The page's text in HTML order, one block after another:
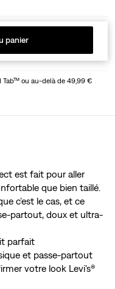
panier
Tab™ ou au-delà de 49,99 €
est fait pour aller
que bien taillé.
c’est le cas, et ce
partout, doux et ultra-
parfait
et passe-partout
votre look Levi's®